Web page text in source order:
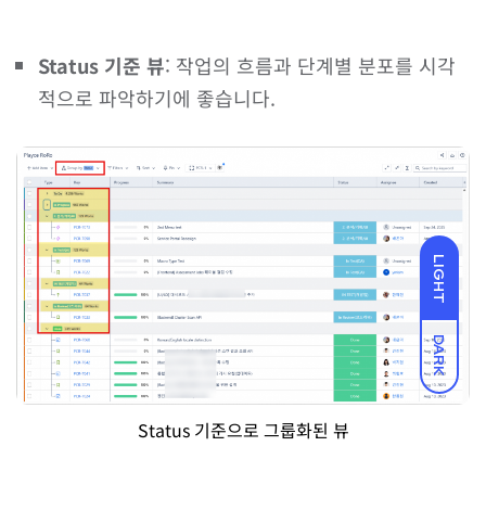
LIGHT
DARK
Status 기준 뷰: 작업의 흐름과 단계별 분포를 시각
적으로 파악하기에 좋습니다.
Status 기준으로 그룹화된 뷰